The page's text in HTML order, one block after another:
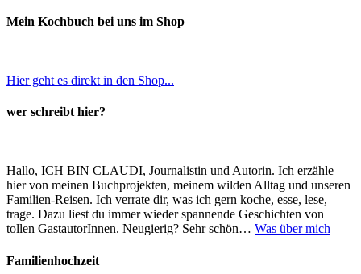
Mein Kochbuch bei uns im Shop
Hier geht es direkt in den Shop...
wer schreibt hier?
Hallo, ICH BIN CLAUDI, Journalistin und Autorin. Ich erzähle
hier von meinen Buchprojekten, meinem wilden Alltag und unseren
Familien-Reisen. Ich verrate dir, was ich gern koche, esse, lese,
trage. Dazu liest du immer wieder spannende Geschichten von
tollen GastautorInnen. Neugierig? Sehr schön… Was über mich
Familienhochzeit